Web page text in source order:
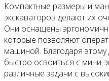
Компактные размеры и
экскаваторов делают их
Они оснащены
которые позволяют
машиной. Благодаря
быстро освоиться с мини-
различные задачи с